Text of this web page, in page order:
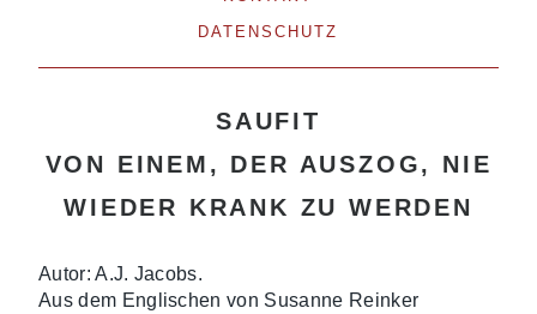
DATENSCHUTZ
SAUFIT
VON EINEM, DER AUSZOG, NIE
WIEDER KRANK ZU WERDEN
Autor: A.J. Jacobs.
Aus dem Englischen von Susanne Reinker